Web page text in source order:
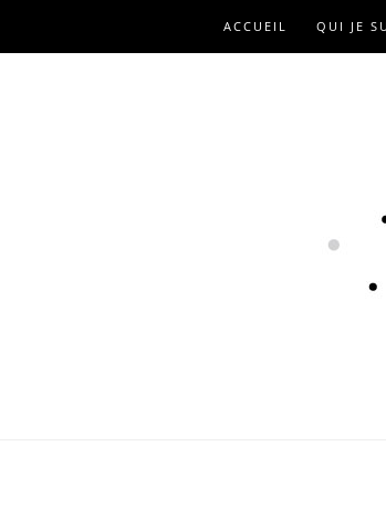
ACCUEIL QUI JE